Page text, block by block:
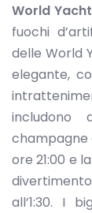
World
fuochi
delle World
elegante,
champagne
ore 21:00 e
all’1:30. I